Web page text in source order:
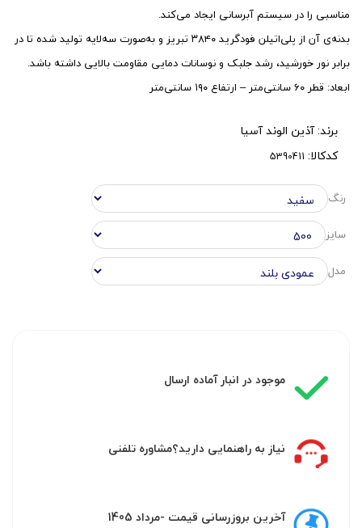
مناسبی را در سیستم آبرسانی ایجاد می‌کند.
بدنه‌ی آن از پلی‌اتیلن فودگرید ۳۸۴۰ تبریز و به‌صورت سه‌لایه تولید شده تا در
برابر نور خورشید، رشد جلبک و نوسانات دمایی مقاومت بالایی داشته باشد.
ابعاد: قطر ۶۰ سانتی‌متر – ارتفاع ۱۹۰ سانتی‌متر
برند:آذین الوند آسیا
کدکالا:
رنگ
سایز
مدل
موجود در انبار آماده ارسال
نیاز به راهنمایی دارید؟مشاوره تلفنی
آخرین بروزرسانی قیمت -مرداد 1405